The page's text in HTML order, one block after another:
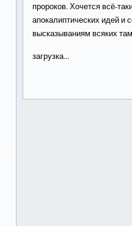
пророков. Хочется всё-
апокалиптических идей и
высказываниям всяких
загрузка...